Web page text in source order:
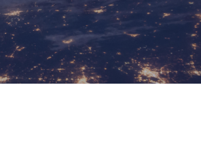
討會 入會須知
現有會員